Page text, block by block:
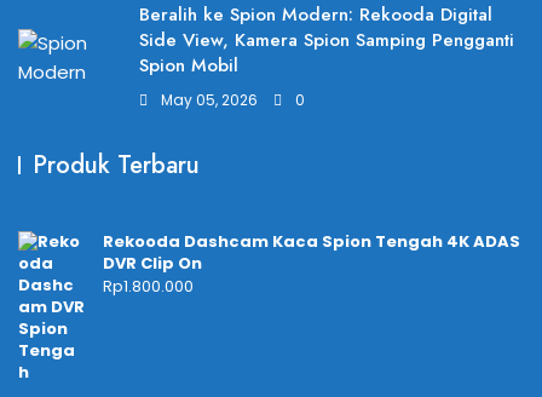
Beralih ke Spion Modern: Rekooda Digital
Side View, Kamera Spion Samping Pengganti
Spion Mobil
May 05, 2026 0
Produk Terbaru
Rekooda Dashcam Kaca Spion Tengah 4K ADAS
DVR Clip On
Rp1.800.000